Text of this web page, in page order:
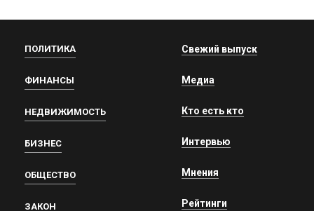
ПОЛИТИКА
ФИНАНСЫ
НЕДВИЖИМОСТЬ
БИЗНЕС
ОБЩЕСТВО
ЗАКОН
Свежий выпуск
Медиа
Кто есть кто
Интервью
Мнения
Рейтинги